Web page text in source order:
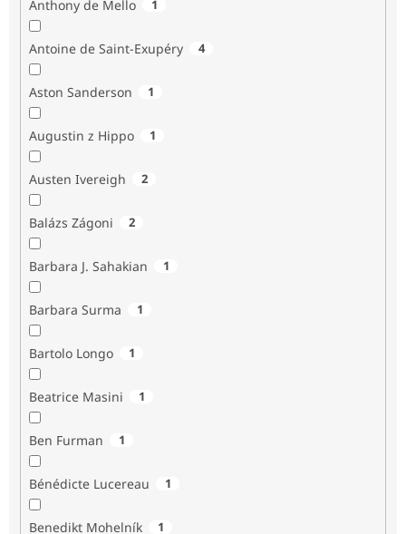
Anthony de Mello 1
Antoine de Saint-Exupéry 4
Aston Sanderson 1
Augustin z Hippo 1
Austen Ivereigh 2
Balázs Zágoni 2
Barbara J. Sahakian 1
Barbara Surma 1
Bartolo Longo 1
Beatrice Masini 1
Ben Furman 1
Bénédicte Lucereau 1
Benedikt Mohelník 1